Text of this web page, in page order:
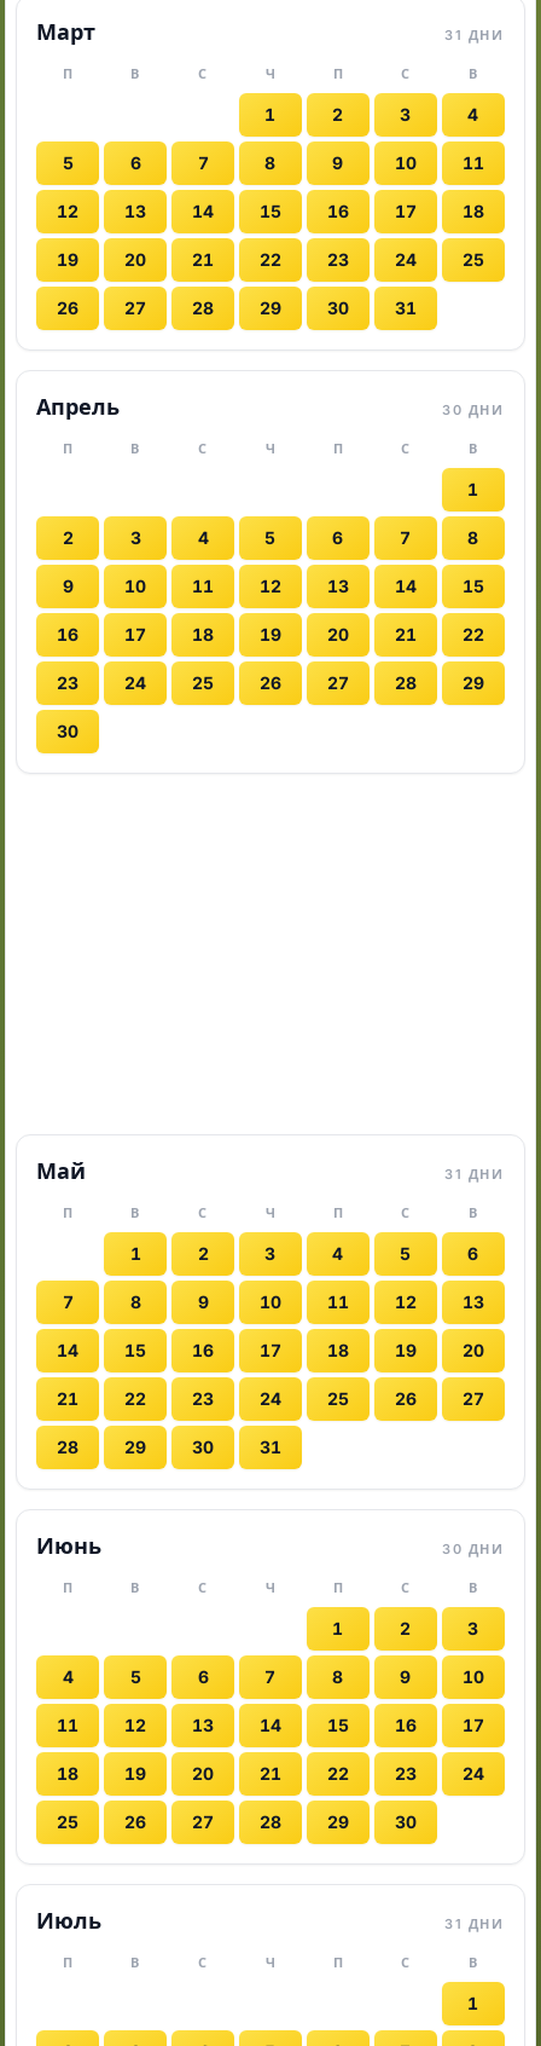
Март 31 ДНИ
П В С Ч П С В
1 2 3 4
5 6 7 8 9 10 11
12 13 14 15 16 17 18
19 20 21 22 23 24 25
26 27 28 29 30 31
Апрель 30 ДНИ
П В С Ч П С В
1
2 3 4 5 6 7 8
9 10 11 12 13 14 15
16 17 18 19 20 21 22
23 24 25 26 27 28 29
30
Май 31 ДНИ
П В С Ч П С В
1 2 3 4 5 6
7 8 9 10 11 12 13
14 15 16 17 18 19 20
21 22 23 24 25 26 27
28 29 30 31
Июнь 30 ДНИ
П В С Ч П С В
1 2 3
4 5 6 7 8 9 10
11 12 13 14 15 16 17
18 19 20 21 22 23 24
25 26 27 28 29 30
Июль 31 ДНИ
П В С Ч П С В
1